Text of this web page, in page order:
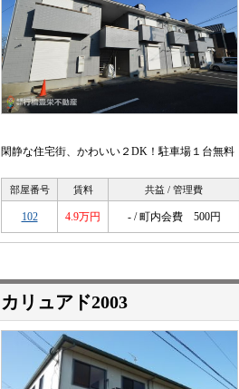
閑静な住宅街、かわいい２DK！駐車場１台無料
部屋番号 賃料 共益 / 管理費
102 4.9万円 - / 町内会費 500円
カリュアド2003